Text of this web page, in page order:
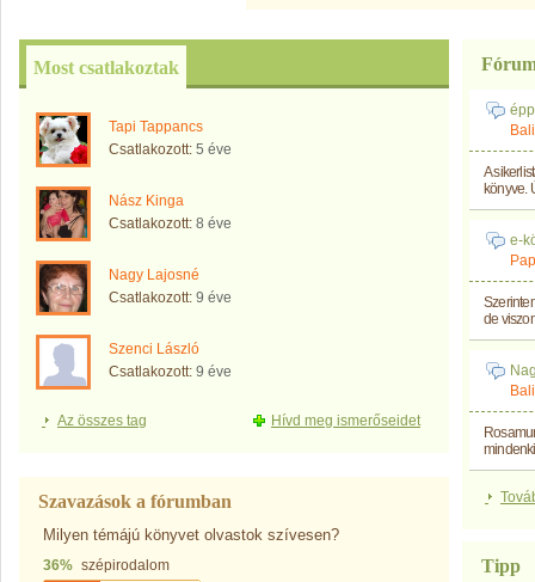
Most csatlakoztak
Tapi Tappancs
Csatlakozott: 5 éve
Nász Kinga
Csatlakozott: 8 éve
Nagy Lajosné
Csatlakozott: 9 éve
Szenci László
Csatlakozott: 9 éve
Az összes tag Hívd meg ismerőseidet
Szavazások a fórumban
Milyen témájú könyvet olvastok szívesen?
36% szépirodalom
A
könyve.
e-
de
Tipp